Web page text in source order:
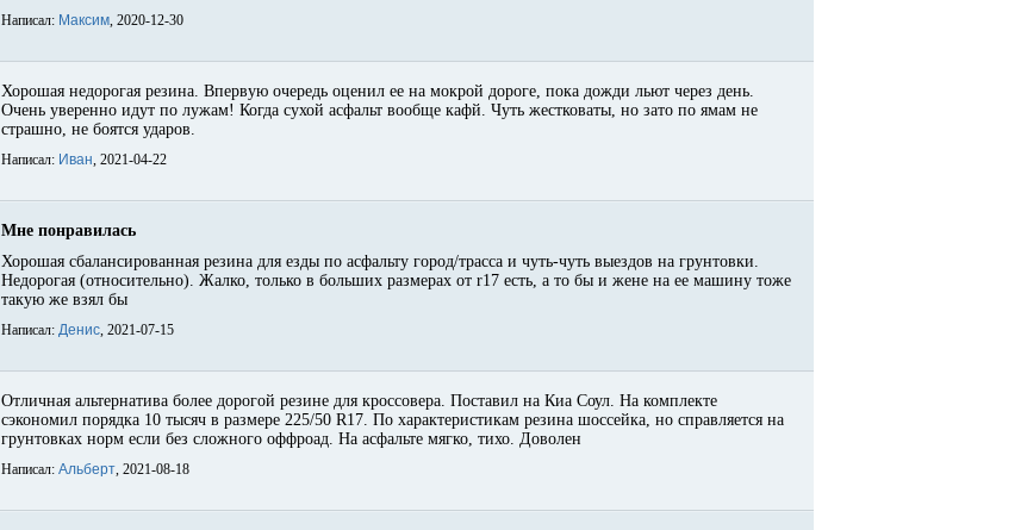
Написал: Максим, 2020-12-30
Хорошая недорогая резина. Впервую очередь оценил ее на мокрой дороге, пока дожди льют через день.
Очень уверенно идут по лужам! Когда сухой асфальт вообще кафй. Чуть жестковаты, но зато по ямам не
страшно, не боятся ударов.
Написал: Иван, 2021-04-22
Мне понравилась
Хорошая сбалансированная резина для езды по асфальту город/трасса и чуть-чуть выездов на грунтовки.
Недорогая (относительно). Жалко, только в больших размерах от r17 есть, а то бы и жене на ее машину тоже
такую же взял бы
Написал: Денис, 2021-07-15
Отличная альтернатива более дорогой резине для кроссовера. Поставил на Киа Соул. На комплекте
сэкономил порядка 10 тысяч в размере 225/50 R17. По характеристикам резина шоссейка, но справляется на
грунтовках норм если без сложного оффроад. На асфальте мягко, тихо. Доволен
Написал: Альберт, 2021-08-18